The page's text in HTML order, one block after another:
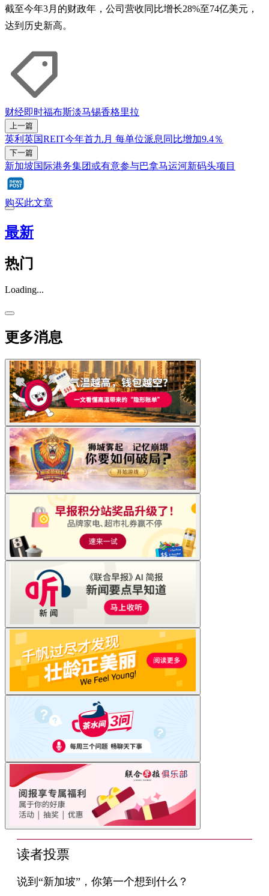
截至今年3月的财政年，公司营收同比增长28%至74亿美元，
达到历史新高。
财经即时福布斯淡马锡香格里拉
上一篇
英利英国REIT今年首九月 每单位派息同比增加9.4％
下一篇
新加坡国际港务集团或有意参与巴拿马运河新码头项目
购买此文章
最新
热门
Loading...
更多消息